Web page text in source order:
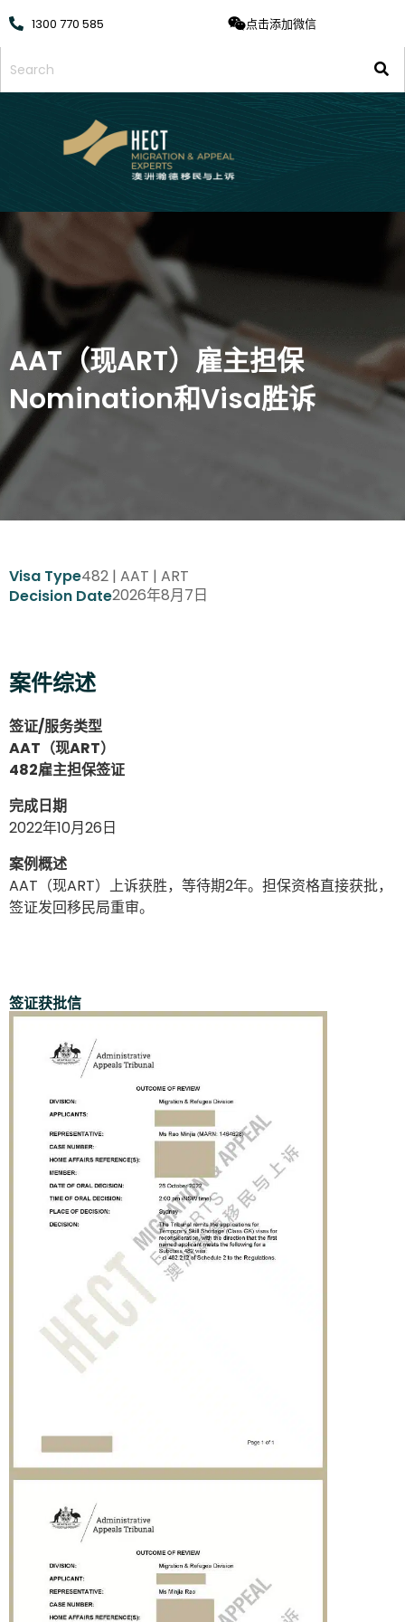
1300 770 585 点击添加微信
AAT（现ART）雇主担保
Nomination和Visa胜诉
Visa Type482 | AAT | ART
Decision Date2026年8月7日
案件综述
签证/服务类型
AAT（现ART）
482雇主担保签证
完成日期
2022年10月26日
案例概述
AAT（现ART）上诉获胜，等待期2年。担保资格直接获批，
签证发回移民局重审。
签证获批信